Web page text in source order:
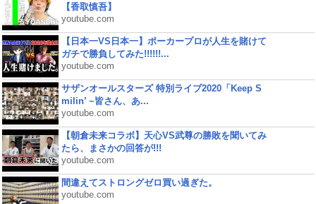
【香取慎吾】
youtube.com
【日本一VS日本一】ポーカープロが人生を賭けて
ガチで勝負してみた!!!!!!...
youtube.com
サザンオールスターズ 特別ライブ2020「Keep S
milin’ ~皆さん、あ...
youtube.com
【朝倉未来コラボ】天心VS武尊の勝敗を聞いてみ
たら、まさかの回答が!!!
youtube.com
間違えてストロングゼロ買い過ぎた。
youtube.com